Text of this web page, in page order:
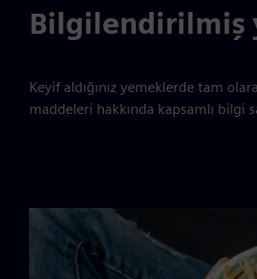
Bilgilendirilmiş
Keyif aldığınız yemeklerde tam
maddeleri hakkında kapsamlı bilgi